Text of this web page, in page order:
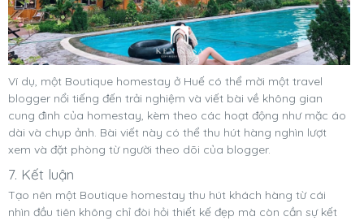
Ví dụ, một Boutique homestay ở Huế có thể mời một travel
blogger nổi tiếng đến trải nghiệm và viết bài về không gian
cung đình của homestay, kèm theo các hoạt động như mặc áo
dài và chụp ảnh. Bài viết này có thể thu hút hàng nghìn lượt
xem và đặt phòng từ người theo dõi của blogger.
7. Kết luận
Tạo nên một Boutique homestay thu hút khách hàng từ cái
nhìn đầu tiên không chỉ đòi hỏi thiết kế đẹp mà còn cần sự kết